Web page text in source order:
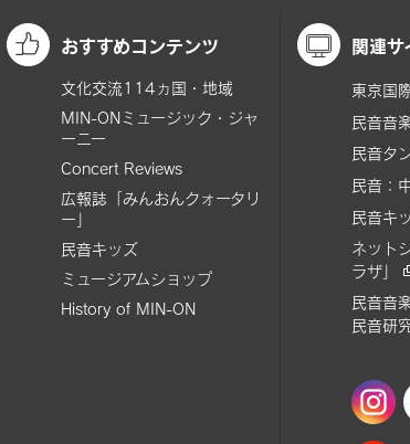
おすすめコンテンツ
文化交流114ヵ国・地域
MIN-ONミュージック・ジャ
ーニー
Concert Reviews
広報誌「みんおんクォータリ
ー」
民音キッズ
ミュージアムショップ
History of MIN-ON
関連サ
東京国
民音音
民音タ
民音：
民音キ
ネット
ラザ」
民音音
民音研